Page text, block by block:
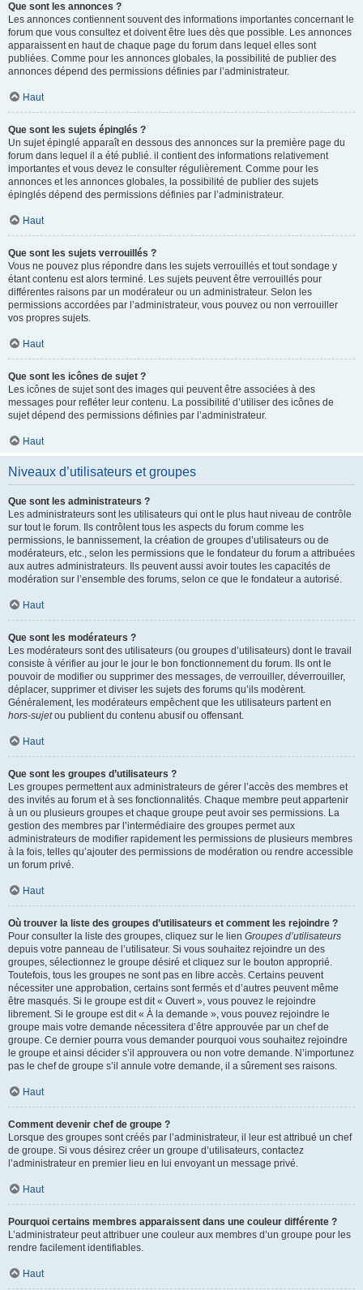
Que sont les annonces ?
Les annonces contiennent souvent des informations importantes concernant le
forum que vous consultez et doivent être lues dès que possible. Les annonces
apparaissent en haut de chaque page du forum dans lequel elles sont
publiées. Comme pour les annonces globales, la possibilité de publier des
annonces dépend des permissions définies par l’administrateur.
Haut
Que sont les sujets épinglés ?
Un sujet épinglé apparaît en dessous des annonces sur la première page du
forum dans lequel il a été publié. il contient des informations relativement
importantes et vous devez le consulter régulièrement. Comme pour les
annonces et les annonces globales, la possibilité de publier des sujets
épinglés dépend des permissions définies par l’administrateur.
Haut
Que sont les sujets verrouillés ?
Vous ne pouvez plus répondre dans les sujets verrouillés et tout sondage y
étant contenu est alors terminé. Les sujets peuvent être verrouillés pour
différentes raisons par un modérateur ou un administrateur. Selon les
permissions accordées par l’administrateur, vous pouvez ou non verrouiller
vos propres sujets.
Haut
Que sont les icônes de sujet ?
Les icônes de sujet sont des images qui peuvent être associées à des
messages pour refléter leur contenu. La possibilité d’utiliser des icônes de
sujet dépend des permissions définies par l’administrateur.
Haut
Niveaux d’utilisateurs et groupes
Que sont les administrateurs ?
Les administrateurs sont les utilisateurs qui ont le plus haut niveau de contrôle
sur tout le forum. Ils contrôlent tous les aspects du forum comme les
permissions, le bannissement, la création de groupes d’utilisateurs ou de
modérateurs, etc., selon les permissions que le fondateur du forum a attribuées
aux autres administrateurs. Ils peuvent aussi avoir toutes les capacités de
modération sur l’ensemble des forums, selon ce que le fondateur a autorisé.
Haut
Que sont les modérateurs ?
Les modérateurs sont des utilisateurs (ou groupes d’utilisateurs) dont le travail
consiste à vérifier au jour le jour le bon fonctionnement du forum. Ils ont le
pouvoir de modifier ou supprimer des messages, de verrouiller, déverrouiller,
déplacer, supprimer et diviser les sujets des forums qu’ils modèrent.
Généralement, les modérateurs empêchent que les utilisateurs partent en
hors-sujetou publient du contenu abusif ou offensant.
Haut
Que sont les groupes d’utilisateurs ?
Les groupes permettent aux administrateurs de gérer l’accès des membres et
des invités au forum et à ses fonctionnalités. Chaque membre peut appartenir
à un ou plusieurs groupes et chaque groupe peut avoir ses permissions. La
gestion des membres par l’intermédiaire des groupes permet aux
administrateurs de modifier rapidement les permissions de plusieurs membres
à la fois, telles qu’ajouter des permissions de modération ou rendre accessible
un forum privé.
Haut
Où trouver la liste des groupes d’utilisateurs et comment les rejoindre ?
Pour consulter la liste des groupes, cliquez sur le lien Groupes d’utilisateurs
depuis votre panneau de l’utilisateur. Si vous souhaitez rejoindre un des
groupes, sélectionnez le groupe désiré et cliquez sur le bouton approprié.
Toutefois, tous les groupes ne sont pas en libre accès. Certains peuvent
nécessiter une approbation, certains sont fermés et d’autres peuvent même
être masqués. Si le groupe est dit « Ouvert », vous pouvez le rejoindre
librement. Si le groupe est dit « À la demande », vous pouvez rejoindre le
groupe mais votre demande nécessitera d’être approuvée par un chef de
groupe. Ce dernier pourra vous demander pourquoi vous souhaitez rejoindre
le groupe et ainsi décider s’il approuvera ou non votre demande. N’importunez
pas le chef de groupe s’il annule votre demande, il a sûrement ses raisons.
Haut
Comment devenir chef de groupe ?
Lorsque des groupes sont créés par l’administrateur, il leur est attribué un chef
de groupe. Si vous désirez créer un groupe d’utilisateurs, contactez
l’administrateur en premier lieu en lui envoyant un message privé.
Haut
Pourquoi certains membres apparaissent dans une couleur différente ?
L’administrateur peut attribuer une couleur aux membres d’un groupe pour les
rendre facilement identifiables.
Haut